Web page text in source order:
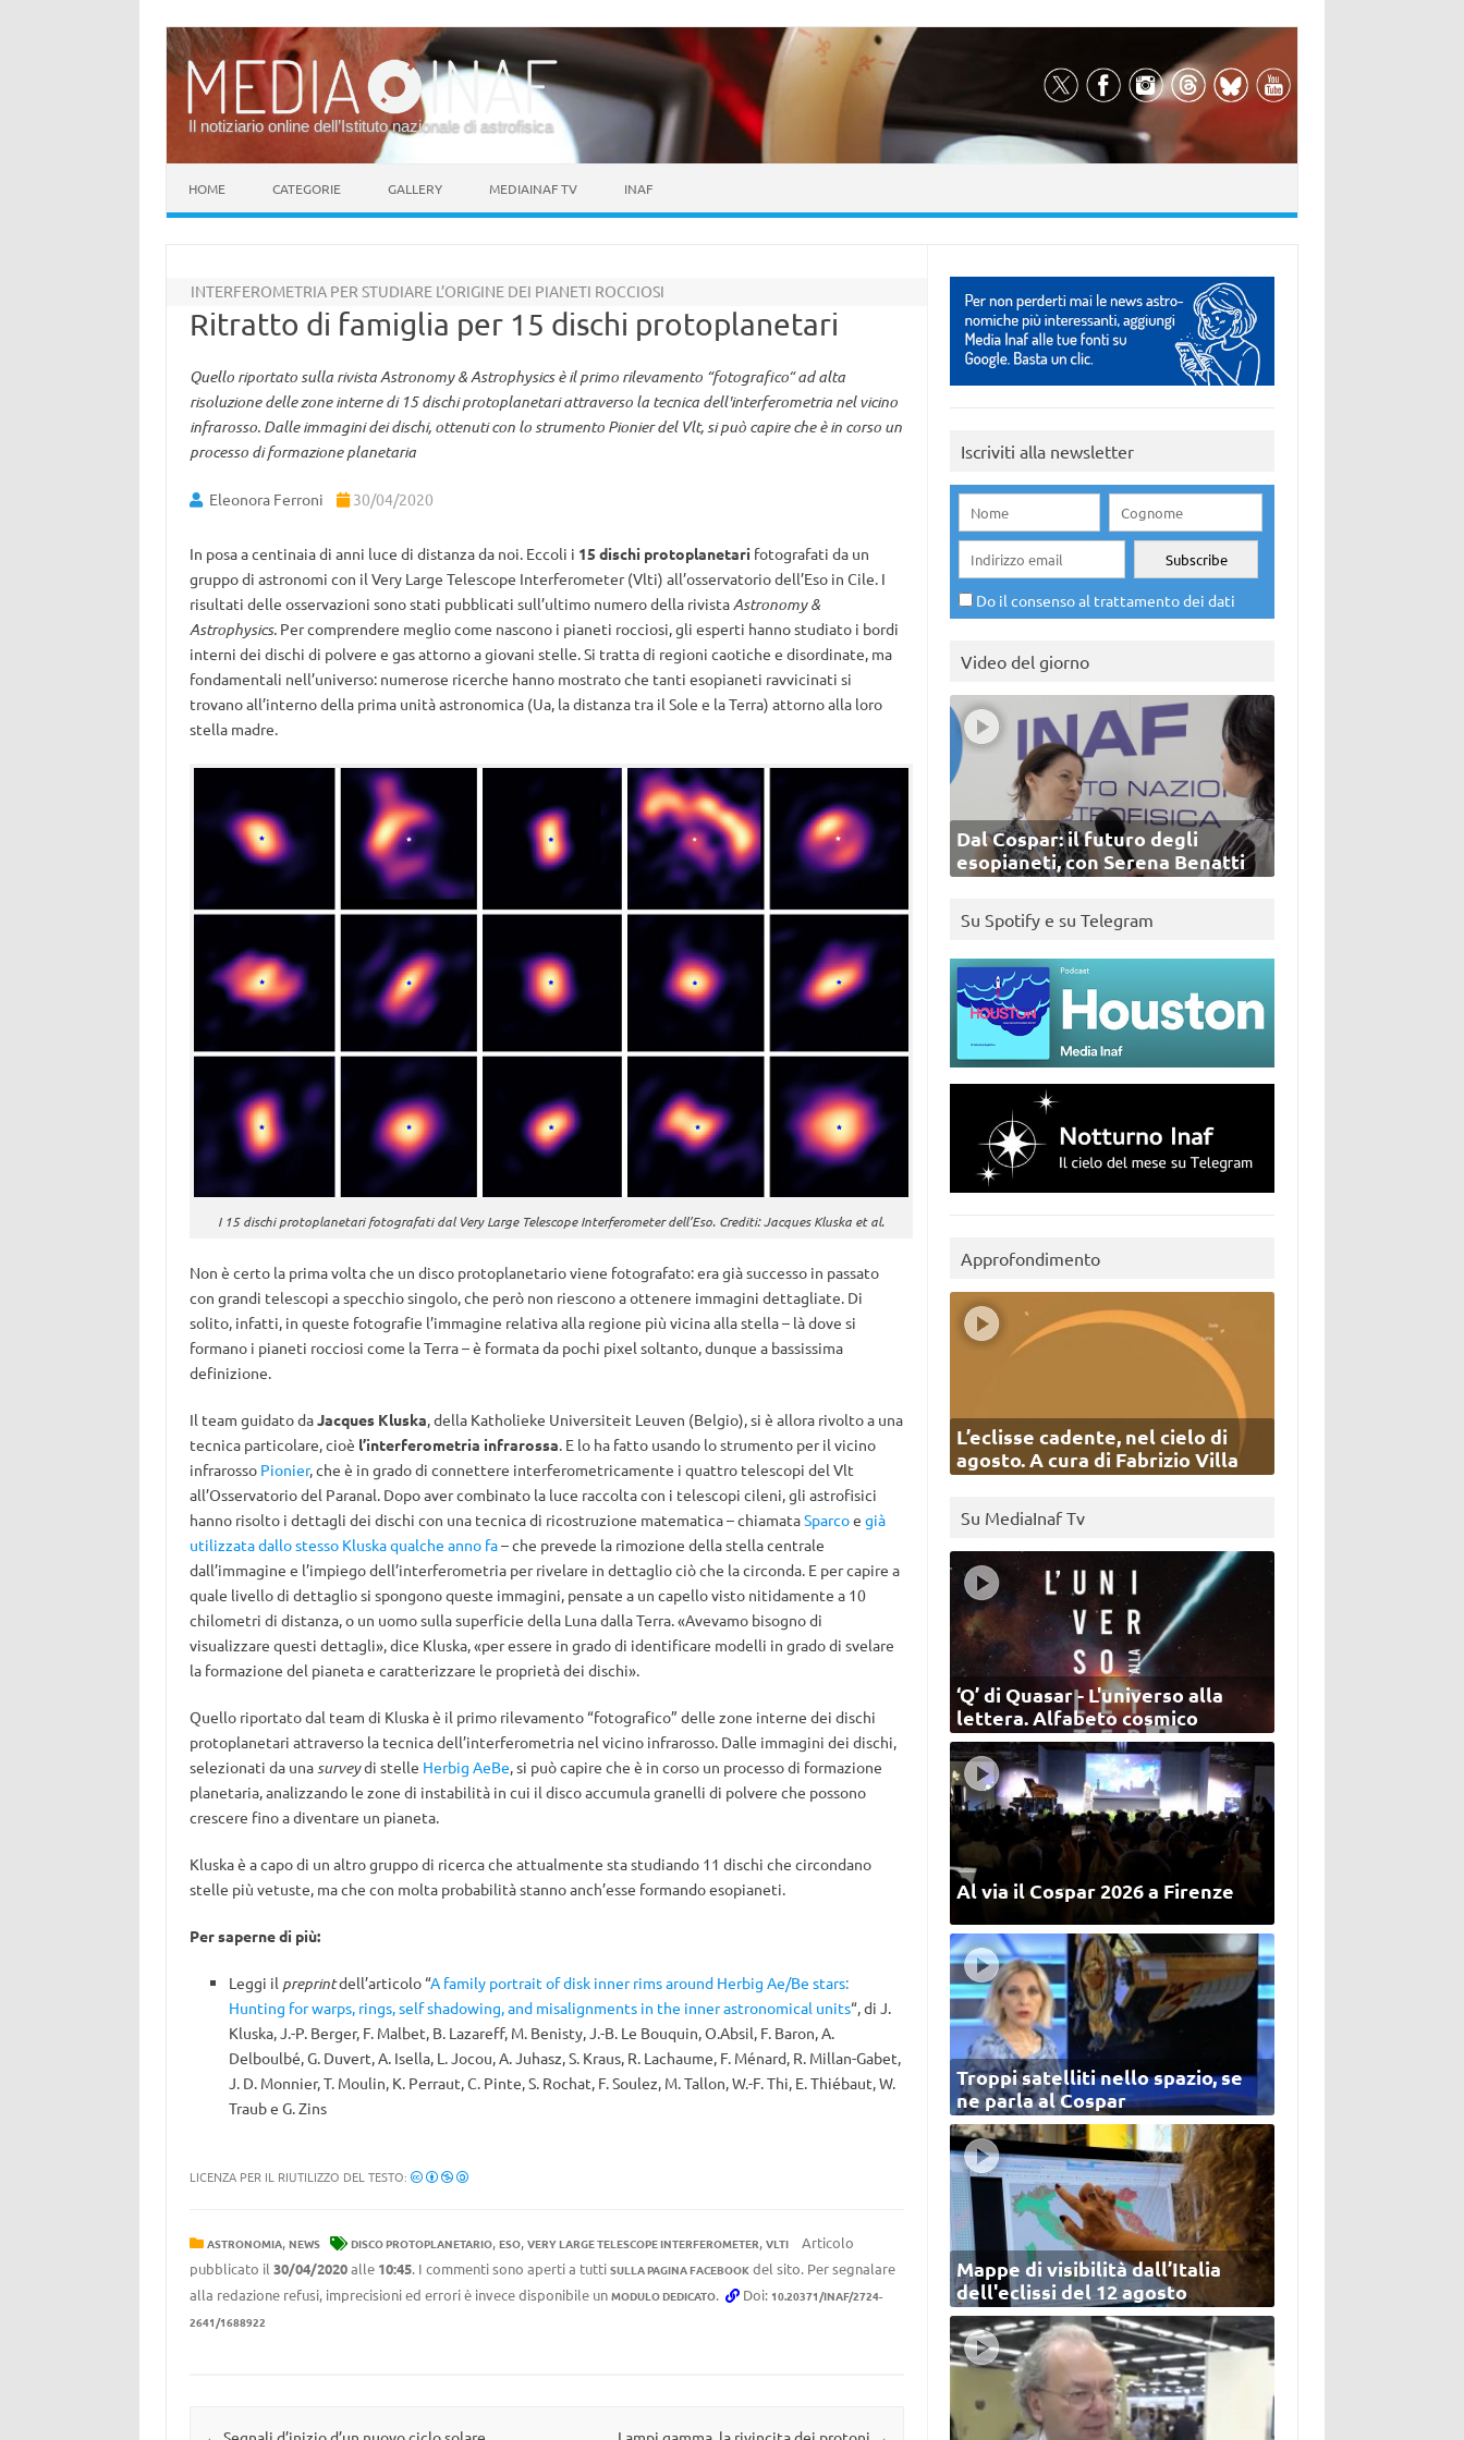
Il notiziario online dell’Istituto nazionale di astrofisica
HOME CATEGORIE GALLERY MEDIAINAF TV INAF
INTERFEROMETRIA PER STUDIARE L’ORIGINE DEI PIANETI ROCCIOSI
Ritratto di famiglia per 15 dischi protoplanetari
Quello riportato sulla rivista Astronomy & Astrophysics è il primo rilevamento “fotografico“ ad alta
risoluzione delle zone interne di 15 dischi protoplanetari attraverso la tecnica dell'interferometria nel vicino
infrarosso. Dalle immagini dei dischi, ottenuti con lo strumento Pionier del Vlt, si può capire che è in corso un
processo di formazione planetaria
Eleonora Ferroni 30/04/2020
In posa a centinaia di anni luce di distanza da noi. Eccoli i 15 dischi protoplanetari fotografati da un
gruppo di astronomi con il Very Large Telescope Interferometer (Vlti) all’osservatorio dell’Eso in Cile. I
risultati delle osservazioni sono stati pubblicati sull’ultimo numero della rivistaAstronomy &
Astrophysics.Per comprendere meglio come nascono i pianeti rocciosi, gli esperti hanno studiato i bordi
interni dei dischi di polvere e gas attorno a giovani stelle. Si tratta di regioni caotiche e disordinate, ma
fondamentali nell’universo: numerose ricerche hanno mostrato che tanti esopianeti ravvicinati si
trovano all’interno della prima unità astronomica (Ua, la distanza tra il Sole e la Terra) attorno alla loro
stella madre.
I 15 dischi protoplanetari fotografati dal Very Large Telescope Interferometer dell’Eso. Crediti: Jacques Kluska et al.
Non è certo la prima volta che un disco protoplanetario viene fotografato: era già successo in passato
con grandi telescopi a specchio singolo, che però non riescono a ottenere immagini dettagliate. Di
solito, infatti, in queste fotografie l’immagine relativa alla regione più vicina alla stella – là dove si
formano i pianeti rocciosi come la Terra – è formata da pochi pixel soltanto, dunque a bassissima
definizione.
Il team guidato daJacques Kluska, della Katholieke Universiteit Leuven (Belgio), si è allora rivolto a una
tecnica particolare, cioè l’interferometria infrarossa. E lo ha fatto usando lo strumento per il vicino
infrarosso Pionier, che è in grado di connettere interferometricamente i quattro telescopi del Vlt
all’Osservatorio del Paranal. Dopo aver combinato la luce raccolta con i telescopi cileni, gli astrofisici
hanno risolto i dettagli dei dischi con una tecnica di ricostruzione matematica – chiamataSparcoe già
utilizzata dallo stesso Kluska qualche anno fa– che prevede la rimozione della stella centrale
dall’immagine e l’impiego dell’interferometria per rivelare in dettaglio ciò che la circonda. E per capire a
quale livello di dettaglio si spongono queste immagini, pensate a un capello visto nitidamente a 10
chilometri di distanza, o un uomo sulla superficie della Luna dalla Terra. «Avevamo bisogno di
visualizzare questi dettagli», dice Kluska, «per essere in grado di identificare modelli in grado di svelare
la formazione del pianeta e caratterizzare le proprietà dei dischi».
Quello riportato dal team di Kluska è il primo rilevamento “fotografico” delle zone interne dei dischi
protoplanetari attraverso la tecnica dell’interferometria nel vicino infrarosso. Dalle immagini dei dischi,
selezionati da unasurveydi stelle Herbig AeBe, si può capire che è in corso un processo di formazione
planetaria, analizzando le zone di instabilità in cui il disco accumula granelli di polvere che possono
crescere fino a diventare un pianeta.
Kluska è a capo di un altro gruppo di ricerca che attualmente sta studiando 11 dischi che circondano
stelle più vetuste, ma che con molta probabilità stanno anch’esse formando esopianeti.
Per saperne di più:
Leggi il preprintdell’articolo “A family portrait of disk inner rims around Herbig Ae/Be stars:
Hunting for warps, rings, self shadowing, and misalignments in the inner astronomical units“, di J.
Kluska, J.-P. Berger, F. Malbet, B. Lazareff, M. Benisty, J.-B. Le Bouquin, O.Absil, F. Baron, A.
Delboulbé, G. Duvert, A. Isella, L. Jocou, A. Juhasz, S. Kraus, R. Lachaume, F. Ménard, R. Millan-Gabet,
J. D. Monnier, T. Moulin, K. Perraut, C. Pinte, S. Rochat, F. Soulez, M. Tallon, W.-F. Thi, E. Thiébaut, W.
Traub e G. Zins
LICENZA PER IL RIUTILIZZO DEL TESTO:
ASTRONOMIA, NEWS DISCO PROTOPLANETARIO, ESO, VERY LARGE TELESCOPE INTERFEROMETER, VLTI
Articolo
pubblicato il 30/04/2020alle 10:45. I commenti sono aperti a tutti SULLA PAGINA FACEBOOKdel sito. Per segnalare
alla redazione refusi, imprecisioni ed errori è invece disponibile un MODULO DEDICATO. Doi: 10.20371/INAF/2724-
2641/1688922
Iscriviti alla newsletter
Do il consenso al trattamento dei dati
Video del giorno
Dal Cospar: il futuro degli
esopianeti, con Serena Benatti
Su Spotify e su Telegram
Approfondimento
L’eclisse cadente, nel cielo di
agosto. A cura di Fabrizio Villa
Su MediaInaf Tv
‘Q’ di Quasar - L'universo alla
lettera. Alfabeto cosmico
Al via il Cospar 2026 a Firenze
Troppi satelliti nello spazio, se
ne parla al Cospar
Mappe di visibilità dall’Italia
dell'eclissi del 12 agosto